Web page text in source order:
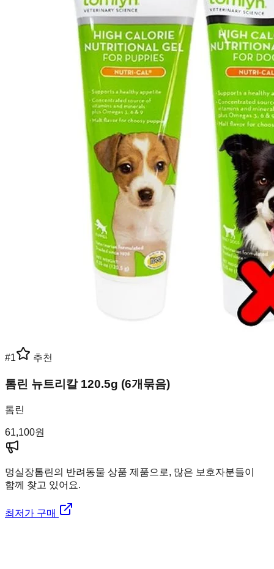
#1 추천
톰린 뉴트리칼 120.5g (6개묶음)
톰린
61,100원
멍실장톰린의 반려동물 상품 제품으로, 많은 보호자분들이
함께 찾고 있어요.
최저가 구매